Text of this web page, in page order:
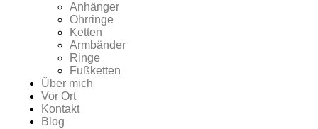
Anhänger
Ohrringe
Ketten
Armbänder
Ringe
Fußketten
Über mich
Vor Ort
Kontakt
Blog